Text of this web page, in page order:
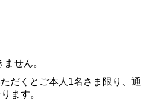
せん。
だくとご本人1名さま限り、通
ます。